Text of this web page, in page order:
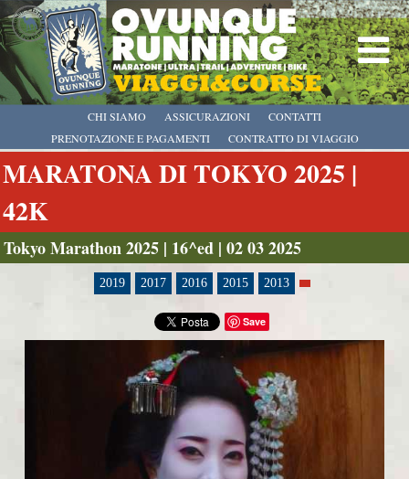
CHI SIAMO
PRENOTAZIONE E PAGAMENTI
CONTRATTO DI VIAGGIO
ASSICURAZIONI CONTATTI
MARATONA DI TOKYO 2025 |
42K
Tokyo Marathon 2025 | 16^ed | 02 03 2025
2019 2017 2016 2015 2013
Save